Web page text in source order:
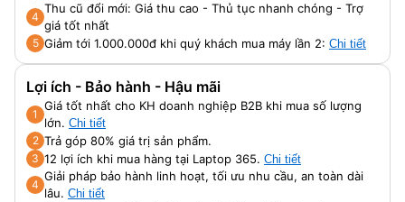
4
Thu cũ đổi mới: Giá thu cao - Thủ tục nhanh chóng - Trợ
giá tốt nhất
5 Giảm tới 1.000.000đ khi quý khách mua máy lần 2: Chi tiết
Lợi ích - Bảo hành - Hậu mãi
1
Giá tốt nhất cho KH doanh nghiệp B2B khi mua số lượng
lớn. Chi tiết
2 Trả góp 80% giá trị sản phẩm.
3 12 lợi ích khi mua hàng tại Laptop 365. Chi tiết
4
Giải pháp bảo hành linh hoạt, tối ưu nhu cầu, an toàn dài
lâu. Chi tiết